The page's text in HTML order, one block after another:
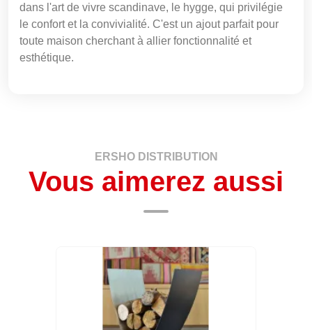
dans l'art de vivre scandinave, le hygge, qui privilégie
le confort et la convivialité. C'est un ajout parfait pour
toute maison cherchant à allier fonctionnalité et
esthétique.
ERSHO DISTRIBUTION
Vous aimerez aussi